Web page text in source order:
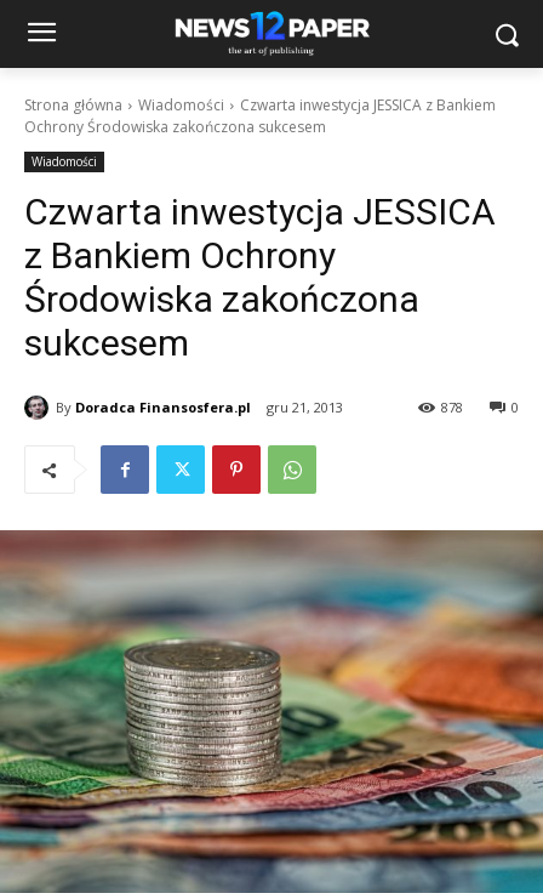
Strona główna Wiadomości
Czwarta inwestycja JESSICA z Bankiem
Ochrony Środowiska zakończona sukcesem
Wiadomości
Czwarta inwestycja JESSICA
z Bankiem Ochrony
Środowiska zakończona
sukcesem
By Doradca Finansosfera.pl gru 21, 2013 0
878